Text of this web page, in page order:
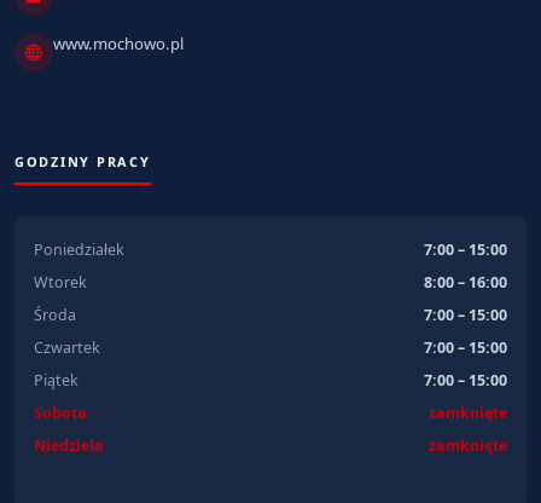
www.mochowo.pl
GODZINY PRACY
Poniedziałek
7:00 – 15:00
Wtorek
8:00 – 16:00
Środa
7:00 – 15:00
Czwartek
7:00 – 15:00
Piątek
7:00 – 15:00
Sobota
zamknięte
Niedziela
zamknięte